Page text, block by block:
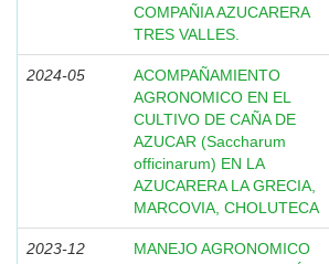
COMPAÑIA AZUCARERA
TRES VALLES.
2024-05
ACOMPAÑAMIENTO
AGRONOMICO EN EL
CULTIVO DE CAÑA DE
AZUCAR (Saccharum
officinarum) EN LA
AZUCARERA LA GRECIA,
MARCOVIA, CHOLUTECA
2023-12
MANEJO AGRONOMICO